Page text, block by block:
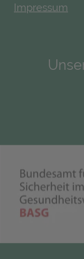
Impressum